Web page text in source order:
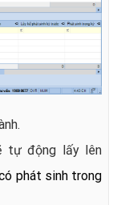
tự động lấy lên
phát sinh trong